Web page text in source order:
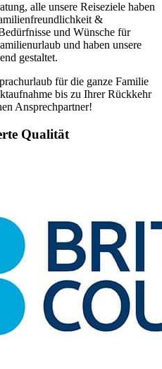
alle unsere Reiseziele haben
&
und Wünsche für
und haben unsere
gestaltet.
für die ganze Familie
bis zu Ihrer Rückkehr
Ansprechpartner!
Qualität